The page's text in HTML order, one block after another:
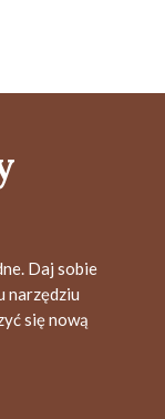
Daj sobie
narzędziu
się nową